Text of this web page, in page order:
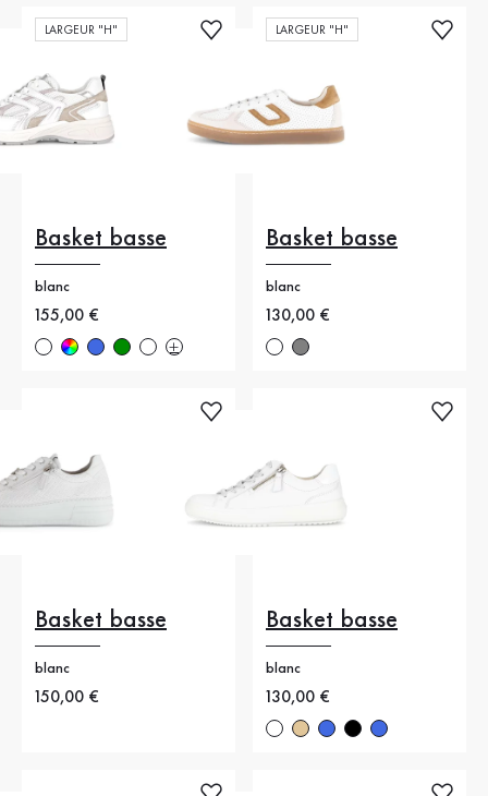
LARGEUR "H"
Basket basse
blanc
Nouveau prix
155,00 €
LARGEUR "H"
Basket basse
blanc
Nouveau prix
130,00 €
Basket basse
blanc
Nouveau prix
150,00 €
Basket basse
blanc
Nouveau prix
130,00 €